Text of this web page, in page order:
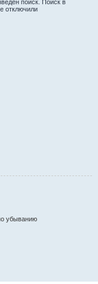
поиск. Поиск в
отключили
убыванию